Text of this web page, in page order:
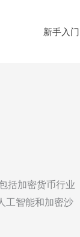
新手入门
括加密货币行业
工智能和加密沙